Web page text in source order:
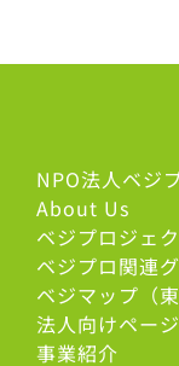
NPO法人ベジ
About Us
ベジプロジェ
ベジプロ関連
ベジマップ（
法人向けページ
事業紹介